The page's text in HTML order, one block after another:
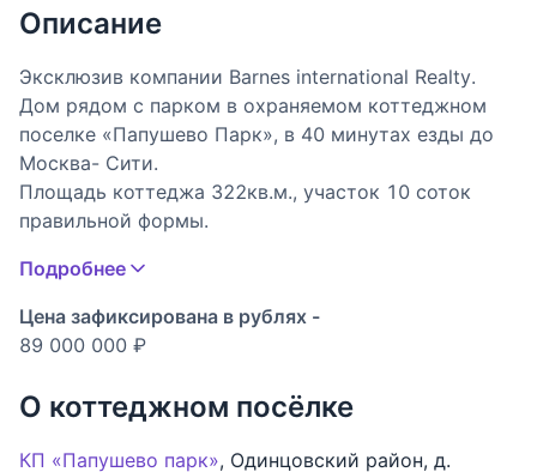
Описание
Эксклюзив компании Barnes international Realty.
Дом рядом с парком в охраняемом коттеджном
поселке «Папушево Парк», в 40 минутах езды до
Москва- Сити.
Площадь коттеджа 322кв.м., участок 10 соток
правильной формы.
Планировка:
1 этаж: прихожая, кабинет с выходом на участок,
гостиная-столовая, кухня с выходом на улицу,
котельная;
2 этаж: четыре спальни с гардеробными, большая
ванная комната, постирочная, выход на
Подробнее
Цена зафиксирована в рублях -
89 000 000 ₽
О коттеджном посёлке
КП «Папушево парк», Одинцовский район, д.